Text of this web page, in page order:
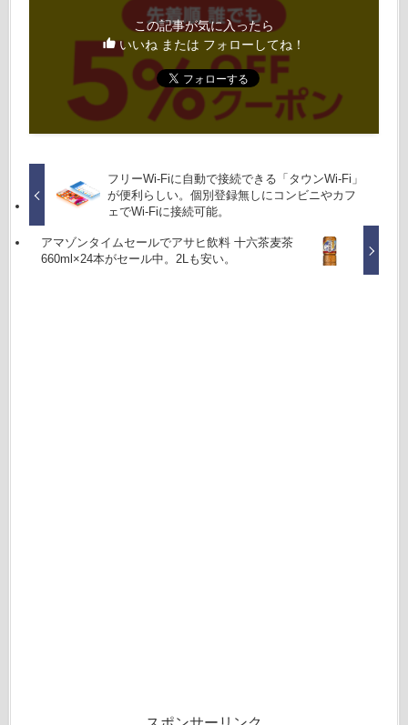
この記事が気に入ったら
いいね または フォローしてね！
フリーWi-Fiに自動で接続できる「タウンWi-Fi」
が便利らしい。個別登録無しにコンビニやカフ
ェでWi-Fiに接続可能。
アマゾンタイムセールでアサヒ飲料 十六茶麦茶
660ml×24本がセール中。2Lも安い。